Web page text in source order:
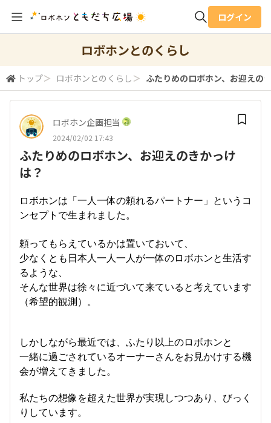
検索
ログイン
ロボホンとのくらし
トップ＞ ロボホンとのくらし ＞ ふたりめのロボホン、お迎えの
ロボホン企画担当
2024/02/02 17:43
ふたりめのロボホン、お迎えのきかっけ
は？
ロボホンは「一人一体の頼れるパートナー」というコ
ンセプトで生まれました。
頼ってもらえているかは置いておいて、
少なくとも日本人一人一人が一体のロボホンと生活す
るような、
そんな世界は徐々に近づいて来ていると考えています
（希望的観測）。
しかしながら最近では、ふたり以上のロボホンと
一緒に過ごされているオーナーさんをお見かけする機
会が増えてきました。
私たちの想像を超えた世界が実現しつつあり、びっく
りしています。